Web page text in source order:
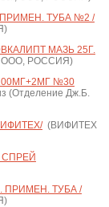
ТУБА №2 /
МАЗЬ 25Г.
ООО, РОССИЯ)
№30
(Отделение Дж.Б.
(ВИФИТЕХ
СПРЕЙ
ПРИМЕН. ТУБА /